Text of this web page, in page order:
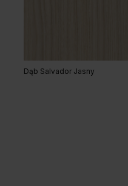
Dąb Salvador Jasny